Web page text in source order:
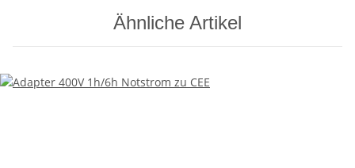
Ähnliche Artikel